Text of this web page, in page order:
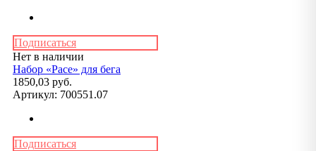
Подписаться
Нет в наличии
Набор «Pace» для бега
1850,03 руб.
Артикул: 700551.07
Подписаться